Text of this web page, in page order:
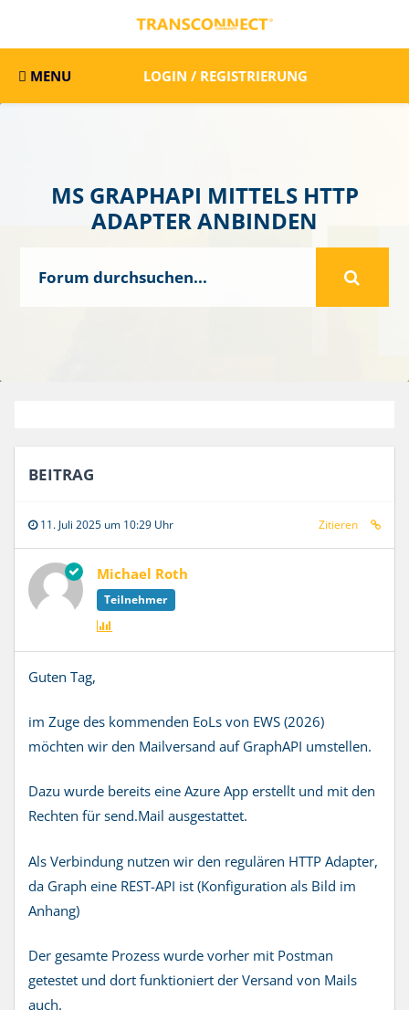
MENU LOGIN / REGISTRIERUNG
MS GRAPHAPI MITTELS HTTP
ADAPTER ANBINDEN
BEITRAG
11. Juli 2025 um 10:29 Uhr Zitieren
Michael Roth
Teilnehmer
Guten Tag,
im Zuge des kommenden EoLs von EWS (2026)
möchten wir den Mailversand auf GraphAPI umstellen.
Dazu wurde bereits eine Azure App erstellt und mit den
Rechten für send.Mail ausgestattet.
Als Verbindung nutzen wir den regulären HTTP Adapter,
da Graph eine REST-API ist (Konfiguration als Bild im
Anhang)
Der gesamte Prozess wurde vorher mit Postman
getestet und dort funktioniert der Versand von Mails
auch.